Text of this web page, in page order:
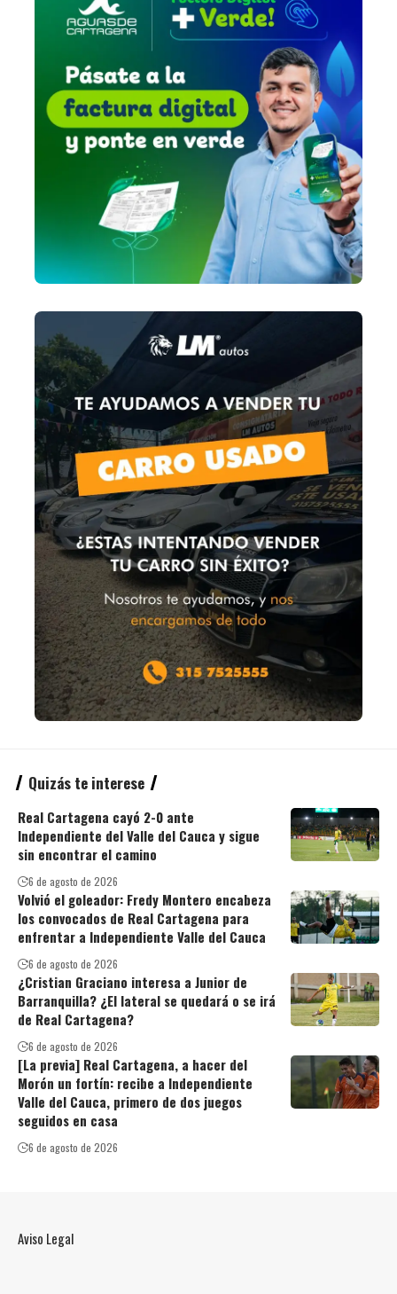
Quizás te interese
Real Cartagena cayó 2-0 ante
Independiente del Valle del Cauca y sigue
sin encontrar el camino
6 de agosto de 2026
Volvió el goleador: Fredy Montero encabeza
los convocados de Real Cartagena para
enfrentar a Independiente Valle del Cauca
6 de agosto de 2026
¿Cristian Graciano interesa a Junior de
Barranquilla? ¿El lateral se quedará o se irá
de Real Cartagena?
6 de agosto de 2026
[La previa] Real Cartagena, a hacer del
Morón un fortín: recibe a Independiente
Valle del Cauca, primero de dos juegos
seguidos en casa
6 de agosto de 2026
Aviso Legal